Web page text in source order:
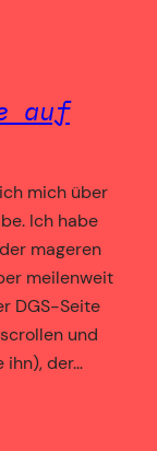
auf
mich über
Ich habe
mageren
meilenweit
DGS-Seite
und
ihn), der…